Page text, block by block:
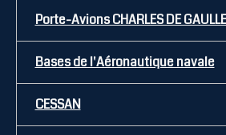
Porte-Avions CHARLES DE GAULLE
Bases de l'Aéronautique navale
CESSAN